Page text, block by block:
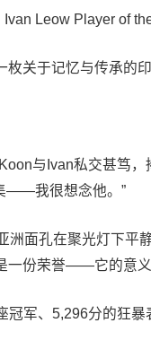
Leow Player of the
关于记忆与传承的印
与Ivan私交甚笃，
——我很想念他。”
面孔在聚光灯下平
一份荣誉——它的意
冠军、5,296分的狂